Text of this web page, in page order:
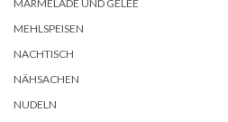
MARMELADE UND GELEE
MEHLSPEISEN
NACHTISCH
NÄHSACHEN
NUDELN